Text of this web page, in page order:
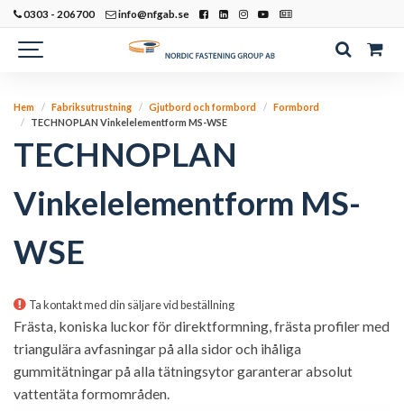
0303 - 206700 info@nfgab.se
Hem Fabriksutrustning Gjutbord och formbord
Formbord
TECHNOPLAN Vinkelelementform MS-WSE
TECHNOPLAN
Vinkelelementform MS-
WSE
Ta kontakt med din säljare vid beställning
Frästa, koniska luckor för direktformning, frästa profiler med
triangulära avfasningar på alla sidor och ihåliga
gummitätningar på alla tätningsytor garanterar absolut
vattentäta formområden.